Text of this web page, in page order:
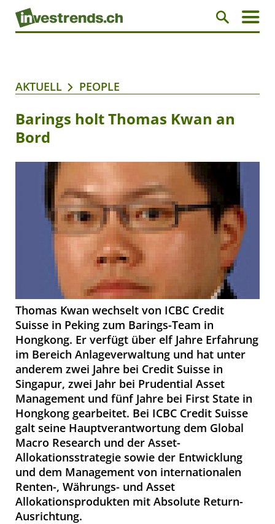
AKTUELL PEOPLE
Barings holt Thomas Kwan an
Bord
Thomas Kwan wechselt von ICBC Credit
Suisse in Peking zum Barings-Team in
Hongkong. Er verfügt über elf Jahre Erfahrung
im Bereich Anlageverwaltung und hat unter
anderem zwei Jahre bei Credit Suisse in
Singapur, zwei Jahr bei Prudential Asset
Management und fünf Jahre bei First State in
Hongkong gearbeitet. Bei ICBC Credit Suisse
galt seine Hauptverantwortung dem Global
Macro Research und der Asset-
Allokationsstrategie sowie der Entwicklung
und dem Management von internationalen
Renten-, Währungs- und Asset
Allokationsprodukten mit Absolute Return-
Ausrichtung.